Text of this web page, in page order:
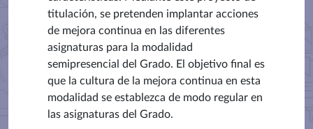
titulación, se pretenden implantar acciones
de mejora continua en las diferentes
asignaturas para la modalidad
semipresencial del Grado. El objetivo final es
que la cultura de la mejora continua en esta
modalidad se establezca de modo regular en
las asignaturas del Grado.